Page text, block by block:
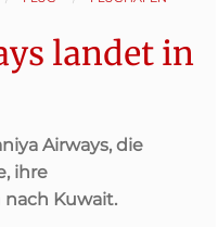
landet in
Airways, die
ihre
Kuwait.